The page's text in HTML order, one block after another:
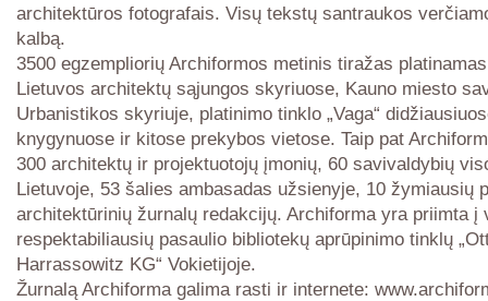
architektūros fotografais. Visų tekstų santraukos
kalbą.
3500 egzempliorių Archiformos metinis tiražas
Lietuvos architektų sąjungos skyriuose, Kauno miesto
Urbanistikos skyriuje, platinimo tinklo „Vaga“
knygynuose ir kitose prekybos vietose. Taip pat
300 architektų ir projektuotojų įmonių, 60 savivaldybių
Lietuvoje, 53 šalies ambasadas užsienyje, 10 žymiausių
architektūrinių žurnalų redakcijų. Archiforma yra priimta į
respektabiliausių pasaulio bibliotekų aprūpinimo tinklų
Harrassowitz KG“ Vokietijoje.
Žurnalą Archiforma galima rasti ir internete: